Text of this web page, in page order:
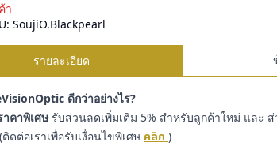
า
SoujiO.Blackpearl
รายละเอียด
ดีกว่าอย่างไร?
คาพิเศษ รับส่วนลดเพิ่มเติม 5% สำหรับลูกค้าใหม่ และ
ดต่อเราเพื่อรับเงื่อนไขพิเศษ คลิก )